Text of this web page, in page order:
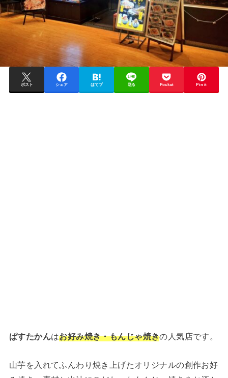
ポスト シェア はてブ 送る Pocket Pin it
ぱすたかんはお好み焼き・もんじゃ焼きの人気店です。
山芋を入れてふんわり焼き上げたオリジナルの創作お好